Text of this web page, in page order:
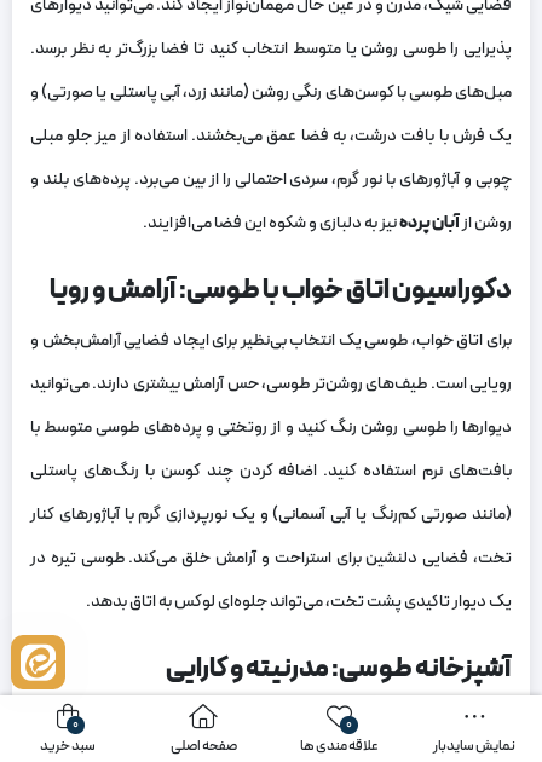
فضایی شیک، مدرن و در عین حال مهمان‌نواز ایجاد کند. می‌توانید دیوارهای
پذیرایی را طوسی روشن یا متوسط انتخاب کنید تا فضا بزرگ‌تر به نظر برسد.
مبل‌های طوسی با کوسن‌های رنگی روشن (مانند زرد، آبی پاستلی یا صورتی) و
یک فرش با بافت درشت، به فضا عمق می‌بخشند. استفاده از میز جلو مبلی
چوبی و آباژورهای با نور گرم، سردی احتمالی را از بین می‌برد. پرده‌های بلند و
روشن ازآبان پردهنیز به دلبازی و شکوه این فضا می‌افزایند.
دکوراسیون اتاق خواب با طوسی: آرامش و رویا
برای اتاق خواب، طوسی یک انتخاب بی‌نظیر برای ایجاد فضایی آرامش‌بخش و
رویایی است. طیف‌های روشن‌تر طوسی، حس آرامش بیشتری دارند. می‌توانید
دیوارها را طوسی روشن رنگ کنید و از روتختی و پرده‌های طوسی متوسط با
بافت‌های نرم استفاده کنید. اضافه کردن چند کوسن با رنگ‌های پاستلی
(مانند صورتی کم‌رنگ یا آبی آسمانی) و یک نورپردازی گرم با آباژورهای کنار
تخت، فضایی دلنشین برای استراحت و آرامش خلق می‌کند. طوسی تیره در
یک دیوار تاکیدی پشت تخت، می‌تواند جلوه‌ای لوکس به اتاق بدهد.
آشپزخانه طوسی: مدرنیته و کارایی
دکوراسیون مدرن با رنگ طوسی در آشپزخانه، حسی از تمیزی، نظم و مدرنیته را
نمایش سایدبار
0
علاقه مندی ها صفحه اصلی
0
سبد خرید